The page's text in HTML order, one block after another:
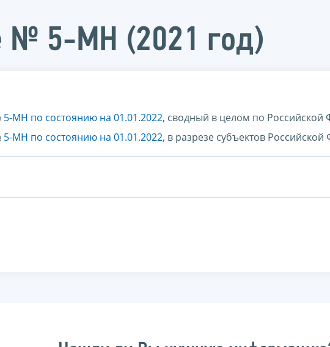
№ 5-МН (2021 год)
5-МН по состоянию на 01.01.2022, сводный в целом по Российской
5-МН по состоянию на 01.01.2022, в разрезе субъектов